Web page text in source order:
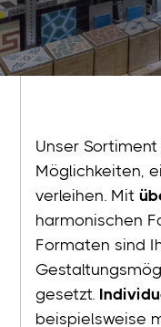
Unser
Möglichkeiten,
verleihen. Mit
harmonischen
Formaten sind
gesetzt.
beispielsweise